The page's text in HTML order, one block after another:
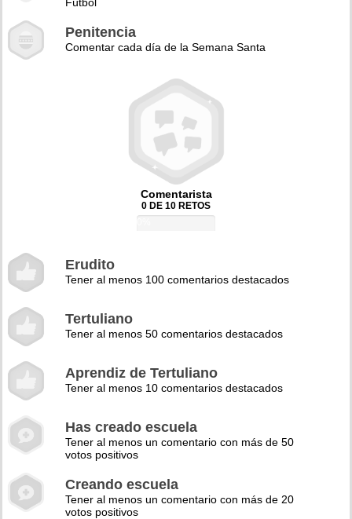
Penitencia
Comentar cada día de la Semana Santa
Comentarista
0 DE 10 RETOS
Erudito
Tener al menos 100 comentarios destacados
Tertuliano
Tener al menos 50 comentarios destacados
Aprendiz de Tertuliano
Tener al menos 10 comentarios destacados
Has creado escuela
Tener al menos un comentario con más de 50
votos positivos
Creando escuela
Tener al menos un comentario con más de 20
votos positivos